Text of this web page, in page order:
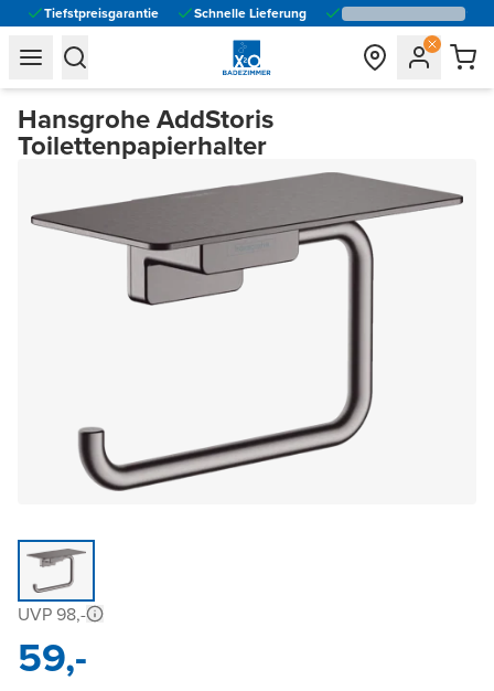
Tiefstpreisgarantie Schnelle Lieferung
general.navigation.toggle_menu.label
general.navigation.toggle_menu.label
Hansgrohe AddStoris
Toilettenpapierhalter
UVP 98,-
59,-